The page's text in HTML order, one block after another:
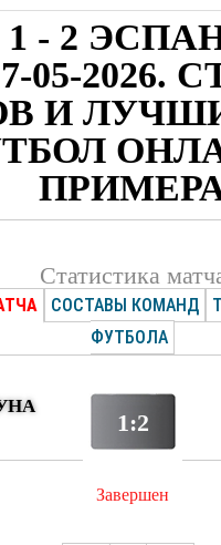
- 2
05-2026.
И
Статистика
СОСТАВЫ КОМАНД
ФУТБОЛА
1:2
Завершен